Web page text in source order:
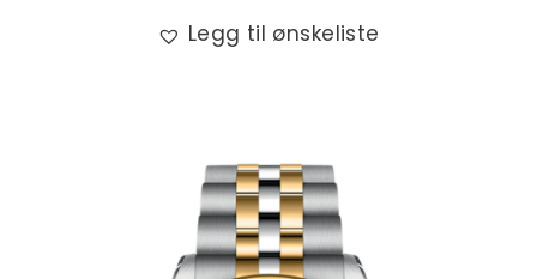
Legg til ønskeliste